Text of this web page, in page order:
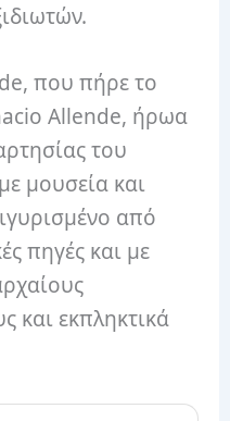
που πήρε το
Allende, ήρωα
του
μουσεία και
από
πηγές και με
και εκπληκτικά